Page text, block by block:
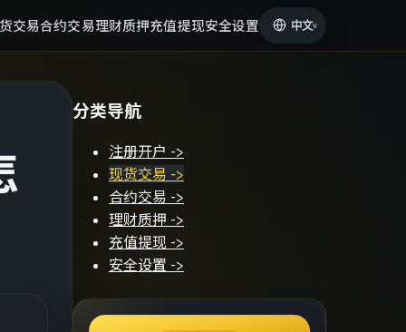
交易合约交易理财质押充值提现安全设置 中文v
分类导航
注册开户 ->
现货交易 ->
合约交易 ->
理财质押 ->
充值提现 ->
安全设置 ->